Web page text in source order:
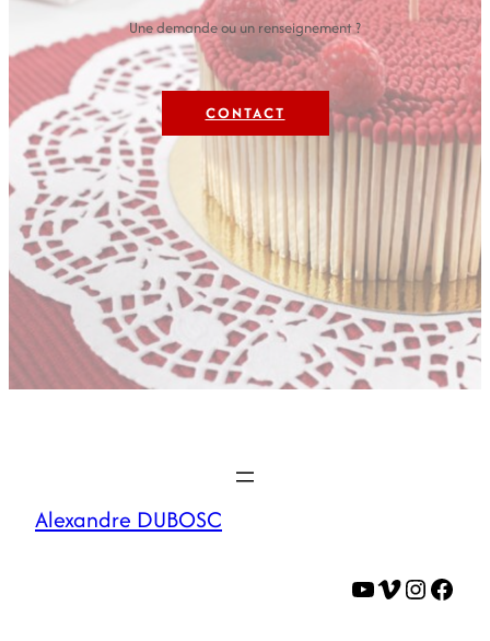
Une demande ou un renseignement ?
CONTACT
Alexandre DUBOSC
YouTube Vimeo Instagram Facebook